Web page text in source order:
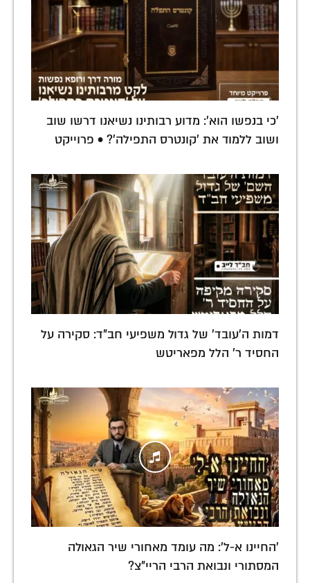
'כי בנפשו הוא': מדוע רבותינו נשיאנו דרשו שוב
ושוב ללמוד את 'קונטרס התפילה'? • פרוייקט
דמות ה'עובד' של גדול משפיעי חב"ד: סקירה על
החסיד ר' הלל מפאריטש
'החיינו א-ל': מה עומד מאחורי שיר הגאולה
המסתורי ונבואת הרבי הריי"צ?